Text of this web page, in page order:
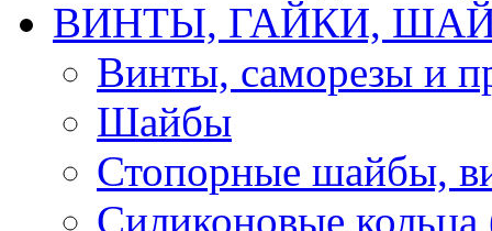
ВИНТЫ, ГАЙКИ,
Винты, саморезы и
Шайбы
Стопорные шайбы,
Силиконовые